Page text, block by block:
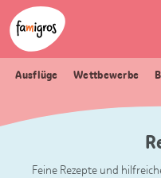
Sprungmarken
Navigation
Header
Logo
Ausflüge Wettbewerbe
Feine Rezepte und